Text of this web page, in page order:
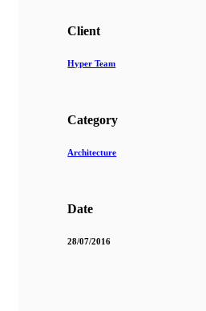
Client
Hyper Team
Category
Architecture
Date
28/07/2016